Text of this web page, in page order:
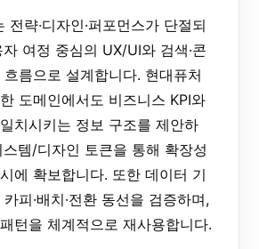
전략·디자인·퍼포먼스가 단절되
자 여정 중심의 UX/UI와 검색·콘
흐름으로 설계합니다. 현대퓨처
도메인에서도 비즈니스 KPI와
치시키는 정보 구조를 제안하
템/디자인 토큰을 통해 확장성
에 확보합니다. 또한 데이터 기
피·배치·전환 동선을 검증하며,
턴을 체계적으로 재사용합니다.